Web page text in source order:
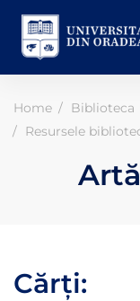
Home
Biblioteca
​Resursele
Cărți: